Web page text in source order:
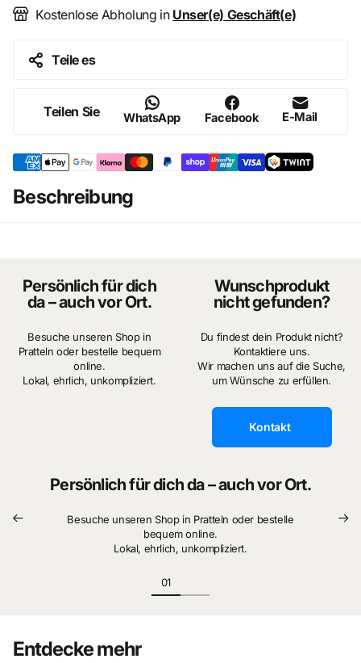
Authentisches Zubehör mit nostalgischem Charakter
Produktdetails
Material: Metall
Design: Historischer Kochtopf / Miniatur-Kochgeschirr
Verwendung: Puppenhaus, Diorama, Miniatur-Küche
Stil: Rustikal, nostalgisch, detailreich
Masse: Breite 3.4cm Höhe 1.3cm
Kostenlose Abholung in Unser(e) Geschäft(e)
Teile es
Teilen Sie WhatsApp Facebook E-Mail
Beschreibung
Persönlich für dich
da – auch vor Ort.
Besuche unseren Shop in
Pratteln oder bestelle bequem
online.
Lokal, ehrlich, unkompliziert.
Wunschprodukt
nicht gefunden?
Du findest dein Produkt nicht?
Kontaktiere uns.
Wir machen uns auf die Suche,
um Wünsche zu erfüllen.
Kontakt
Persönlich für dich da – auch vor Ort.
Besuche unseren Shop in Pratteln oder bestelle
bequem online.
Lokal, ehrlich, unkompliziert.
Entdecke mehr